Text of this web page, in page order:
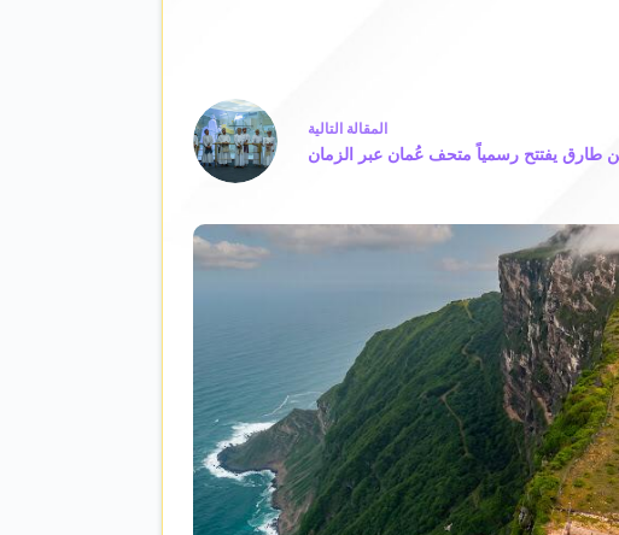
المقالة التالية
طارق يفتتح رسمياً متحف عُمان عبر الزمان